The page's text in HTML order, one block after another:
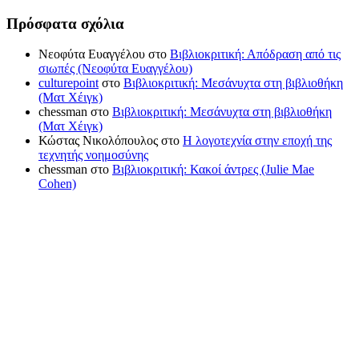
Πρόσφατα σχόλια
Νεοφύτα Ευαγγέλου στο Βιβλιοκριτική: Απόδραση από τις
σιωπές (Νεοφύτα Ευαγγέλου)
culturepointστο Βιβλιοκριτική: Μεσάνυχτα στη βιβλιοθήκη
(Ματ Χέιγκ)
chessman στο Βιβλιοκριτική: Μεσάνυχτα στη βιβλιοθήκη
(Ματ Χέιγκ)
Κώστας Νικολόπουλος στο Η λογοτεχνία στην εποχή της
τεχνητής νοημοσύνης
chessman στο Βιβλιοκριτική: Κακοί άντρες (Julie Mae
Cohen)